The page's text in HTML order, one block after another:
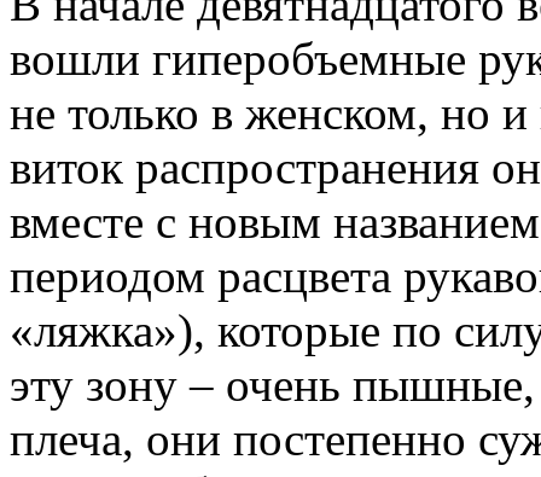
вошли гиперобъемные
не только в женском, но
виток распространения
вместе с новым
периодом расцвета
«ляжка»), которые по
эту зону – очень
плеча, они постепенно